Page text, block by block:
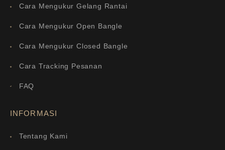
Cara Mengukur Gelang Rantai
Cara Mengukur Open Bangle
Cara Mengukur Closed Bangle
Cara Tracking Pesanan
FAQ
INFORMASI
Tentang Kami